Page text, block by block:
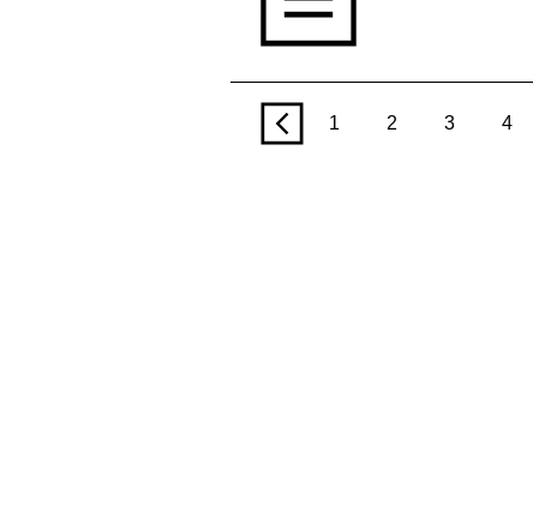
p 1 2 3 4